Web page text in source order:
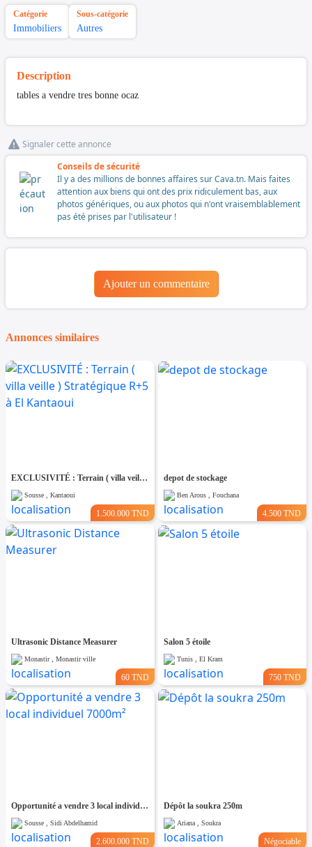
Catégorie
Immobiliers
Sous-catégorie
Autres
Description
tables a vendre tres bonne ocaz
Signaler cette annonce
Conseils de sécurité
Il y a des millions de bonnes affaires sur Cava.tn. Mais faites
attention aux biens qui ont des prix ridiculement bas, aux
photos génériques, ou aux photos qui n'ont vraisemblablement
pas été prises par l'utilisateur !
Ajouter un commentaire
Annonces similaires
EXCLUSIVITÉ : Terrain ( villa veille ) Stratégique R+5 à El Kantaoui
Sousse , Kantaoui
1.500.000 TND
depot de stockage
Ben Arous , Fouchana
4.500 TND
Ultrasonic Distance Measurer
Monastir , Monastir ville
60 TND
Salon 5 étoile
Tunis , El Kram
750 TND
Opportunité a vendre 3 local individuel 7000m²
Sousse , Sidi Abdelhamid
2.600.000 TND
Dépôt la soukra 250m
Ariana , Soukra
Négociable